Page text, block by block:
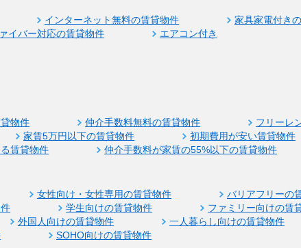
インターネット無料の賃貸物件
家具家電付き
イバー対応の賃貸物件 エアコン付き
物件 仲介手数料無料の賃貸物件
フリーレ
家賃5万円以下の賃貸物件 初期費用が安い賃貸物件
賃貸物件
仲介手数料が家賃の55%以下の賃貸物件
女性向け・女性専用の賃貸物件
バリアフリーの
学生向けの賃貸物件 ファミリー向けの賃
外国人向けの賃貸物件
一人暮らし向けの賃貸物件
SOHO向けの賃貸物件